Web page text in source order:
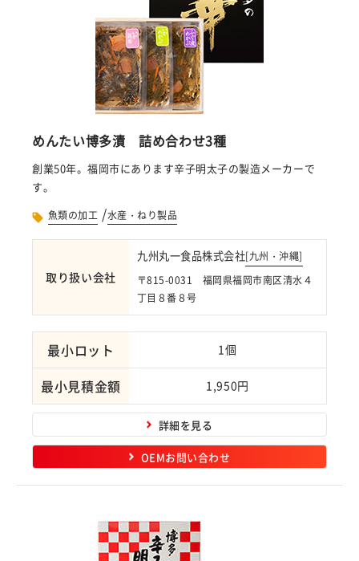
めんたい博多漬 詰め合わせ3種
創業50年。福岡市にあります辛子明太子の製造メーカーで
す。
魚類の加工 /水産・ねり製品
取り扱い会社
九州丸一食品株式会社[九州・沖縄]
〒815-0031 福岡県福岡市南区清水４
丁目８番８号
最小ロット 1個
最小見積金額 1,950円
詳細を見る
OEMお問い合わせ